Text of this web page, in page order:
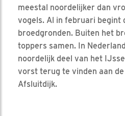
meestal noordelijker dan
vogels. Al in februari begint
broedgronden. Buiten het
toppers samen. In
noordelijk deel van het
vorst terug te vinden aan
Afsluitdijk.